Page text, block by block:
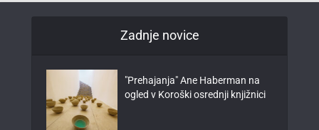
Zadnje novice
"Prehajanja" Ane Haberman na
ogled v Koroški osrednji knjižnici